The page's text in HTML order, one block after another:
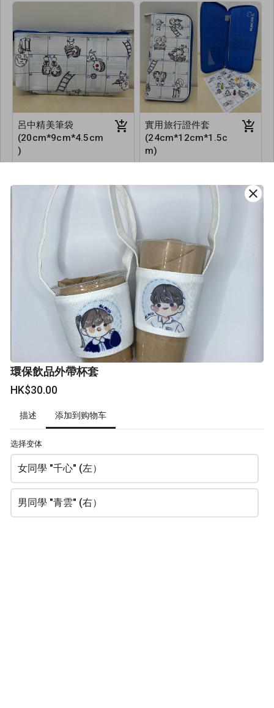
呂中精美筆袋
(20cm*9cm*4.5cm
)
每個
實用旅行證件套
(24cm*12cm*1.5c
m)
每個
下次早点下单，避免错过
環保飲品外帶杯套 -
special
HK$10.00
每個
缺货
訂單摘要
環保飲品外帶杯套
HK$30.00
描述 添加到购物车
选择变体
女同學 "千心" (左）
男同學 "青雲" (右）
close